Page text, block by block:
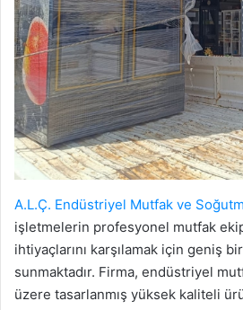
A.L.Ç. Endüstriyel Mutfak ve
işletmelerin profesyonel mutfak
ihtiyaçlarını karşılamak için geniş
sunmaktadır. Firma, endüstriyel
üzere tasarlanmış yüksek kaliteli